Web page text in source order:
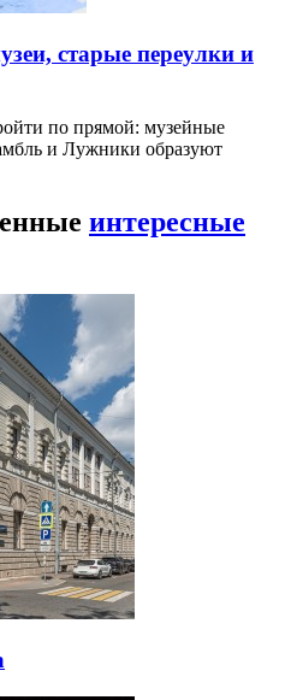
старые переулки и
по прямой: музейные
и Лужники образуют
интересные